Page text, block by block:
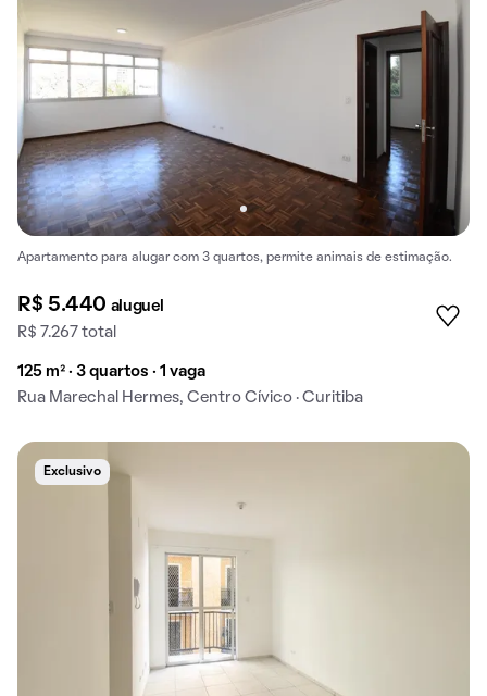
Apartamento para alugar com 3 quartos, permite animais de estimação.
R$ 5.440 aluguel
R$ 7.267 total
125 m² · 3 quartos · 1 vaga
Rua Marechal Hermes, Centro Cívico · Curitiba
Exclusivo